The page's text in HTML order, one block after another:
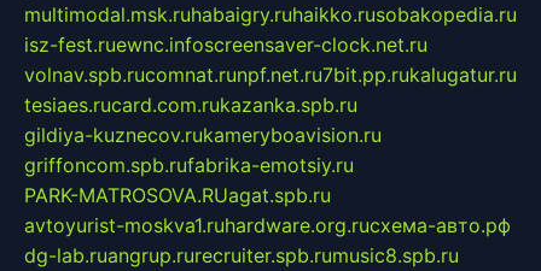
multimodal.msk.ruhabaigry.ruhaikko.rusobakopedia.ru
isz-fest.ruewnc.infoscreensaver-clock.net.ru
volnav.spb.rucomnat.runpf.net.ru7bit.pp.rukalugatur.ru
tesiaes.rucard.com.rukazanka.spb.ru
gildiya-kuznecov.rukameryboavision.ru
griffoncom.spb.rufabrika-emotsiy.ru
PARK-MATROSOVA.RUagat.spb.ru
avtoyurist-moskva1.ruhardware.org.ruсхема-авто.рф
dg-lab.ruangrup.rurecruiter.spb.rumusic8.spb.ru